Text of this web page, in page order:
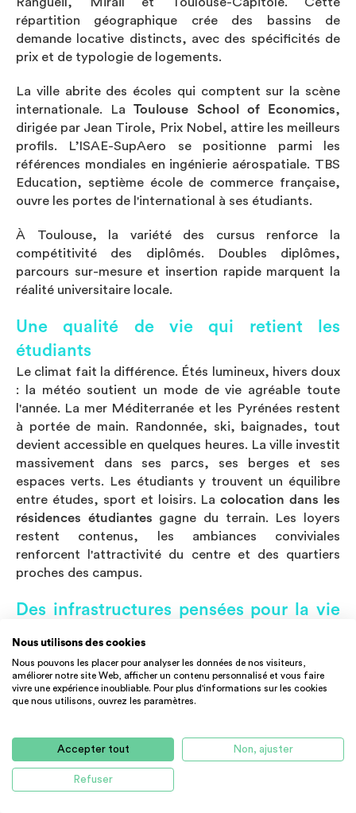
répartition géographique crée des bassins de
demande locative distincts, avec des spécificités de
prix et de typologie de logements.
La ville abrite des écoles qui comptent sur la scène
internationale. LaToulouse School of Economics,
dirigée par Jean Tirole, Prix Nobel, attire les meilleurs
profils. L’ISAE-SupAero se positionne parmi les
références mondiales en ingénierie aérospatiale. TBS
Education, septième école de commerce française,
ouvre les portes de l'international à ses étudiants.
À Toulouse, la variété des cursus renforce la
compétitivité des diplômés. Doubles diplômes,
parcours sur-mesure et insertion rapide marquent la
réalité universitaire locale.
Une qualité de vie qui retient les
étudiants
Le climat fait la différence. Étés lumineux, hivers doux
: la météo soutient un mode de vie agréable toute
l'année. La mer Méditerranée et les Pyrénées restent
à portée de main. Randonnée, ski, baignades, tout
devient accessible en quelques heures. La ville investit
massivement dans ses parcs, ses berges et ses
espaces verts. Les étudiants y trouvent un équilibre
entre études, sport et loisirs. Lacolocation dans les
résidences étudiantes gagne du terrain. Les loyers
restent contenus, les ambiances conviviales
renforcent l'attractivité du centre et des quartiers
proches des campus.
Des infrastructures pensées pour la vie
étudiante
réseau de métro, les bus et les lignes de transport
express fluidifient les déplacements. La couverture du
centre-ville et des principaux pôles universitaires
Côté santé, la présence d’hôpitaux réputés renforce
la qualité de vie. Chaque quartier affirme son identité,
Nous utilisons des cookies
Nous pouvons les placer pour analyser les données de nos visiteurs,
améliorer notre site Web, afficher un contenu personnalisé et vous faire
vivre une expérience inoubliable. Pour plus d'informations sur les cookies
que nous utilisons, ouvrez les paramètres.
Accepter tout Non, ajuster
Refuser